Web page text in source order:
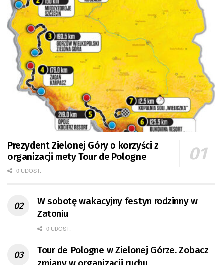
Prezydent Zielonej Góry o korzyści z
organizacji mety Tour de Pologne
0 UDOST.
W sobotę wakacyjny festyn rodzinny w
Zatoniu
0 UDOST.
Tour de Pologne w Zielonej Górze. Zobacz